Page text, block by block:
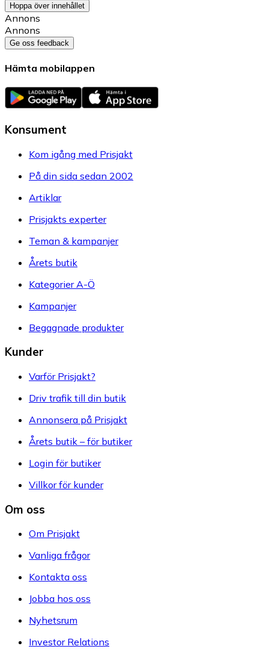
Hoppa över innehållet
Annons
Annons
Ge oss feedback
Hämta mobilappen
Konsument
Kom igång med Prisjakt
På din sida sedan 2002
Artiklar
Prisjakts experter
Teman & kampanjer
Årets butik
Kategorier A-Ö
Kampanjer
Begagnade produkter
Kunder
Varför Prisjakt?
Driv trafik till din butik
Annonsera på Prisjakt
Årets butik – för butiker
Login för butiker
Villkor för kunder
Om oss
Om Prisjakt
Vanliga frågor
Kontakta oss
Jobba hos oss
Nyhetsrum
Investor Relations